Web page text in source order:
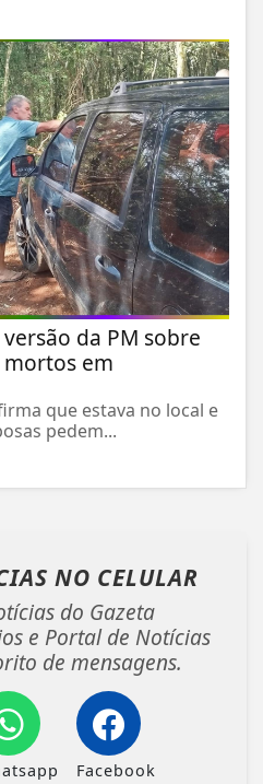
da PM sobre
em
que estava no local e
pedem...
NO CELULAR
do Gazeta
e Portal de Notícias
de mensagens.
Facebook